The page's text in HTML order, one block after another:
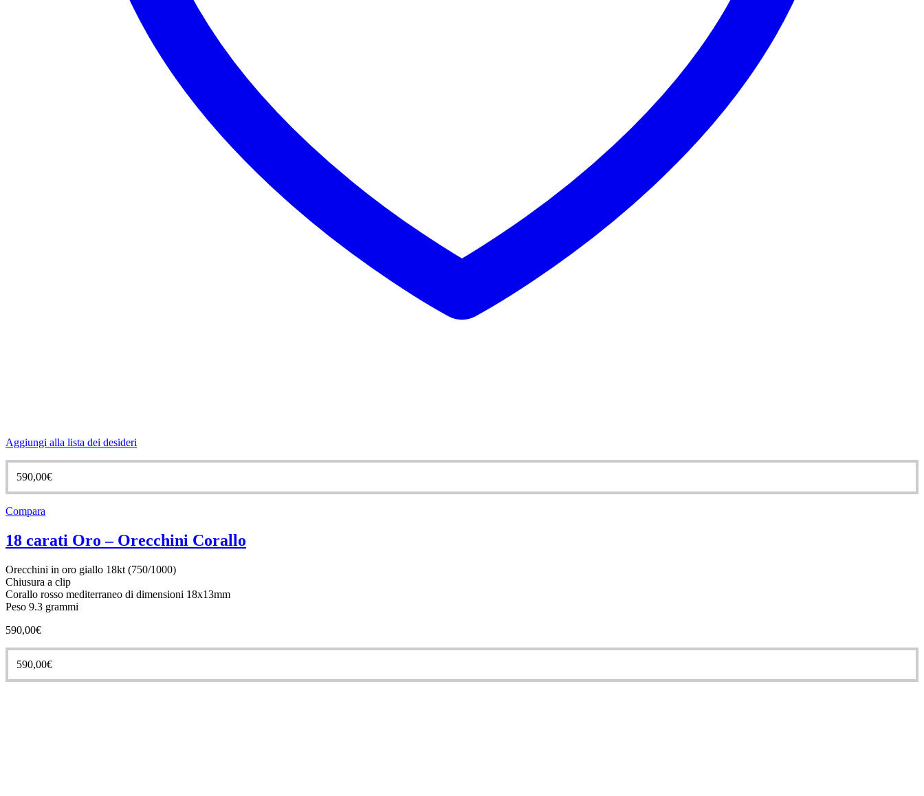
Aggiungi alla lista dei desideri
590,00€
Compara
18 carati Oro – Orecchini Corallo
Orecchini in oro giallo 18kt (750/1000)
Chiusura a clip
Corallo rosso mediterraneo di dimensioni 18x13mm
Peso 9.3 grammi
590,00€
590,00€